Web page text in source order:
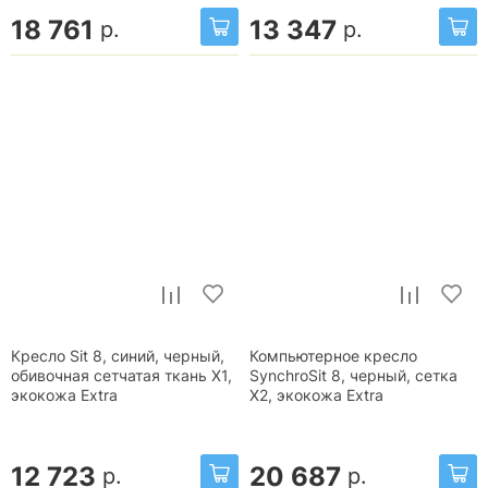
18 761 р. 13 347 р.
Кресло Sit 8, синий, черный,
обивочная сетчатая ткань X1,
экокожа Extra
12 723 р.
Компьютерное кресло
SynchroSit 8, черный, сетка
X2, экокожа Extra
20 687 р.